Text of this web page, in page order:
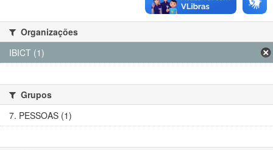
Organizações
IBICT (1)
Grupos
7. PESSOAS (1)